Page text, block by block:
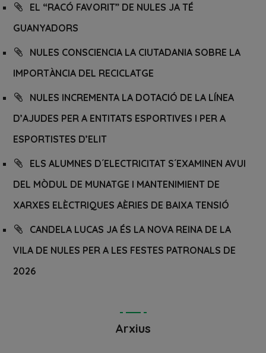
EL “RACÓ FAVORIT” DE NULES JA TÉ
GUANYADORS
NULES CONSCIENCIA LA CIUTADANIA SOBRE LA
IMPORTÀNCIA DEL RECICLATGE
NULES INCREMENTA LA DOTACIÓ DE LA LÍNEA
D’AJUDES PER A ENTITATS ESPORTIVES I PER A
ESPORTISTES D’ELIT
ELS ALUMNES D´ELECTRICITAT S´EXAMINEN AVUI
DEL MÒDUL DE MUNATGE I MANTENIMIENT DE
XARXES ELÈCTRIQUES AÈRIES DE BAIXA TENSIÓ
CANDELA LUCAS JA ÉS LA NOVA REINA DE LA
VILA DE NULES PER A LES FESTES PATRONALS DE
2026
Arxius